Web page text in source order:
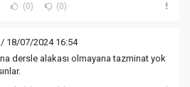
(0) (0)
/ 18/07/2024 16:54
dersle alakası olmayana tazminat yok